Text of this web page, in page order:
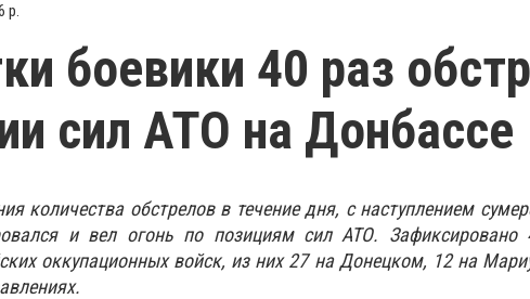
р.
боевики 40 раз
сил АТО на Донбассе
количества обстрелов в течение дня, с наступлением
и вел огонь по позициям сил АТО. Зафиксировано
оккупационных войск, из них 27 на Донецком, 12 на